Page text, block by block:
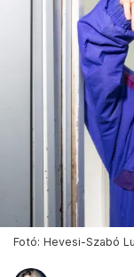
Fotó: Hevesi-Szabó